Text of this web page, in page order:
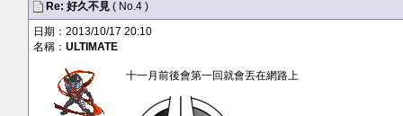
Re: 好久不見 ( No.4 )
日期：2013/10/17 20:10
名稱： ULTIMATE
十一月前後會第一回就會丟在網路上